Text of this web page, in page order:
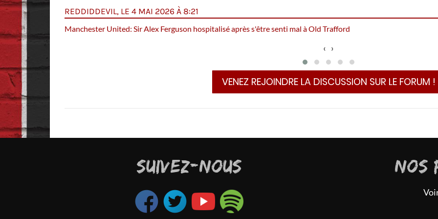
en soutenant leur
REDDIDDEVIL, LE 4 MAI 2026 À 8:21
Manchester United: Sir Alex Ferguson hospitalisé après s'être senti mal à Old Trafford
‹ ›
VENEZ REJOINDRE LA DISCUSSION SUR LE FORUM !
SUIVEZ-NOUS NOS